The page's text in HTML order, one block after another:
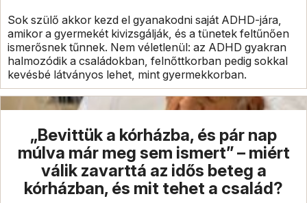
Sok szülő akkor kezd el gyanakodni saját ADHD-jára,
amikor a gyermekét kivizsgálják, és a tünetek feltűnően
ismerősnek tűnnek. Nem véletlenül: az ADHD gyakran
halmozódik a családokban, felnőttkorban pedig sokkal
kevésbé látványos lehet, mint gyermekkorban.
„Bevittük a kórházba, és pár nap
múlva már meg sem ismert” – miért
válik zavarttá az idős beteg a
kórházban, és mit tehet a család?